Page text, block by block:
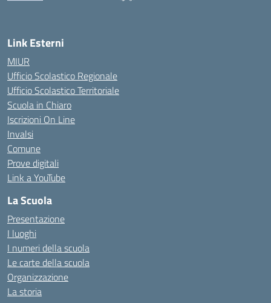
Link Esterni
MIUR
Ufficio Scolastico Regionale
Ufficio Scolastico Territoriale
Scuola in Chiaro
Iscrizioni On Line
Invalsi
Comune
Prove digitali
Link a YouTube
La Scuola
Presentazione
I luoghi
I numeri della scuola
Le carte della scuola
Organizzazione
La storia